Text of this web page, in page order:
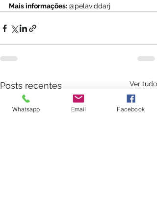
Mais informações: @pelaviddarj
Posts recentes Ver tudo
Whatsapp Email Facebook